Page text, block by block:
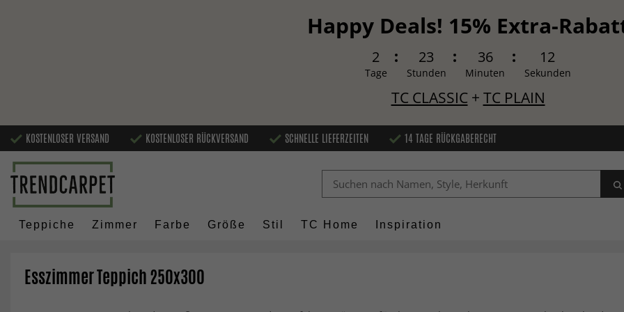
Happy Deals! 15% Extra-
2
Tage
23
Stunden
36
Minuten
11
Sekunden
TC CLASSIC+ TC PLAIN
KOSTENLOSER VERSAND KOSTENLOSER RÜCKVERSAND SCHNELLE LIEFERZEITEN 14 TAGE RÜCKGABERECHT
Teppiche Zimmer Farbe Größe Stil TC Home Inspiration
Esszimmer Teppich 250x300